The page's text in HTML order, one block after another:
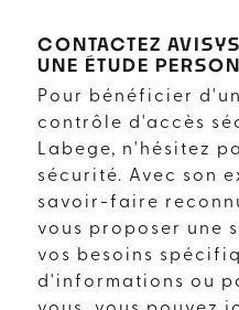
CONTACTEZ
UNE ÉTUDE
Pour bénéficier
contrôle d'accès
Labege, n'hésitez
sécurité. Avec son
savoir-faire
vous proposer une
vos besoins
d'informations ou